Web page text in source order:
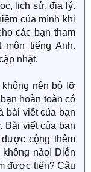
lịch sử, địa lý.
của mình khi
các bạn tham
tiếng Anh.
nhật.
không nên bỏ lỡ
hoàn toàn có
bài viết của bạn
Bài viết của bạn
cộng thêm
nào! Diễn
được tiến? Câu